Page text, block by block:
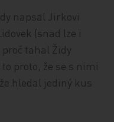
napsal Jirkovi
(snad lze i
tahal Židy
proto, že se s nimi
hledal jediný kus